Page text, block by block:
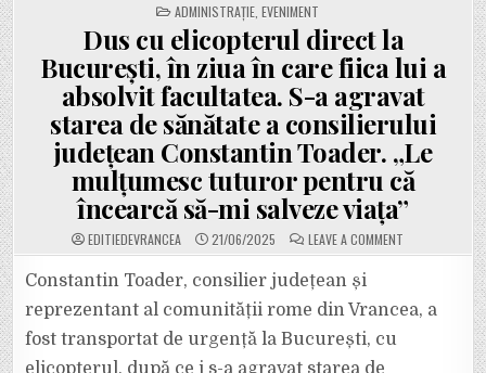
POSTED
IN
ADMINISTRAȚIE EVENIMENT
Dus cu elicopterul direct la
București, în ziua în care fiica lui a
absolvit facultatea. S-a agravat
starea de sănătate a consilierului
județean Constantin Toader. „Le
mulțumesc tuturor pentru că
încearcă să-mi salveze viața”
EDITIEDEVRANCEA 21/06/2025 LEAVE A COMMENT
DUS
LA
BUCUREȘTI,
Constantin Toader, consilier județean și
reprezentant al comunității rome din Vrancea, a
fost transportat de urgență la București, cu
elicopterul, după ce i s-a agravat starea de